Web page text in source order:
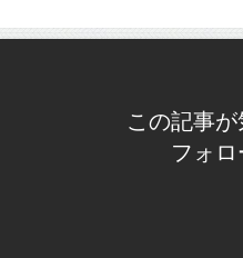
この記事
フォロ